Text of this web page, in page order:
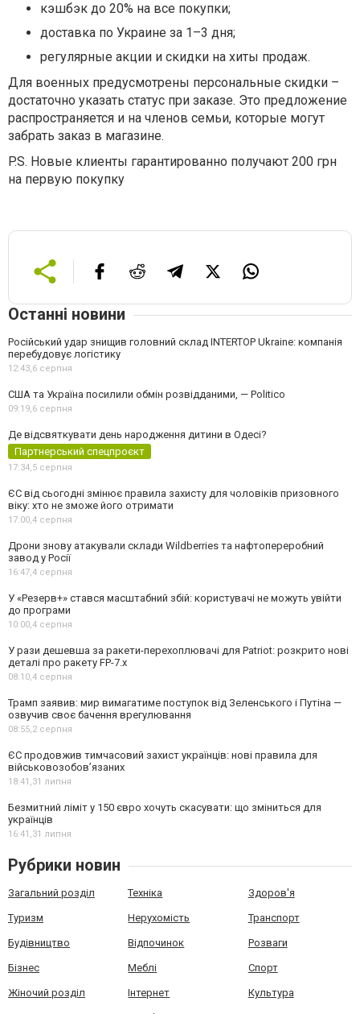
кэшбэк до 20% на все покупки;
доставка по Украине за 1–3 дня;
регулярные акции и скидки на хиты продаж.
Для военных предусмотрены персональные скидки –
достаточно указать статус при заказе. Это предложение
распространяется и на членов семьи, которые могут
забрать заказ в магазине.
P.S. Новые клиенты гарантированно получают 200 грн
на первую покупку
Останні новини
Російський удар знищив головний склад INTERTOP Ukraine: компанія
перебудовує логістику
12:43,6 серпня
США та Україна посилили обмін розвідданими, — Politico
09:19,6 серпня
Де відсвяткувати день народження дитини в Одесі?
Партнерський спецпроєкт
17:34,5 серпня
ЄС від сьогодні змінює правила захисту для чоловіків призовного
віку: хто не зможе його отримати
17:00,4 серпня
Дрони знову атакували склади Wildberries та нафтопереробний
завод у Росії
16:47,4 серпня
У «Резерв+» стався масштабний збій: користувачі не можуть увійти
до програми
10:00,4 серпня
У рази дешевша за ракети-перехоплювачі для Patriot: розкрито нові
деталі про ракету FP-7.x
08:10,4 серпня
Трамп заявив: мир вимагатиме поступок від Зеленського і Путіна —
озвучив своє бачення врегулювання
08:55,2 серпня
ЄС продовжив тимчасовий захист українців: нові правила для
військовозобов’язаних
18:41,31 липня
Безмитний ліміт у 150 євро хочуть скасувати: що зміниться для
українців
16:41,31 липня
Рубрики новин
Загальний розділ Техніка Здоров'я
Туризм Нерухомість Транспорт
Будівництво Відпочинок Розваги
Бізнес Меблі Спорт
Жіночий розділ Інтернет Культура